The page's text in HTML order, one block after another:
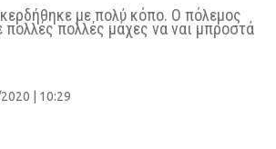
με πολύ κόπο. Ο πόλεμος
πολλές πολλές μάχες να ναι μπροστά
| 10:29